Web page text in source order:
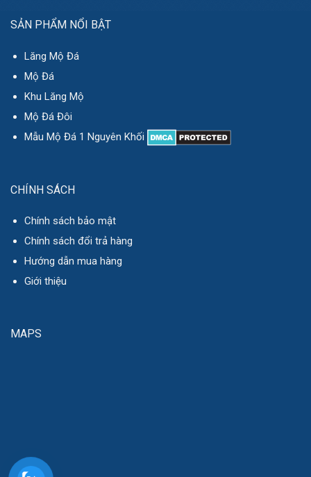
SẢN PHẨM NỔI BẬT
Lăng Mộ Đá
Mộ Đá
Khu Lăng Mộ
Mộ Đá Đôi
Mẫu Mộ Đá 1 Nguyên Khối
CHÍNH SÁCH
Chính sách bảo mật
Chính sách đổi trả hàng
Hướng dẫn mua hàng
Giới thiệu
MAPS